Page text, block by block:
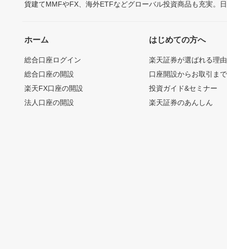
貨建てMMFやFX、海外ETFなどグローバル投資商品も充実。
ホーム
総合口座ログイン
総合口座の開設
楽天FX口座の開設
法人口座の開設
はじめての方へ
楽天証券が選ばれる理由
口座開設からお取引ま
投資ガイド&セミナー
楽天証券のあんしん